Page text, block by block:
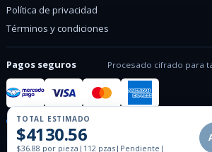
TOTAL ESTIMADO
$4130.56
$36.88 por pieza | 112 pzas | Pendiente |
Política de privacidad
Términos y condiciones
Pagos seguros Procesado cifrado para
Conexion SSL cifrada